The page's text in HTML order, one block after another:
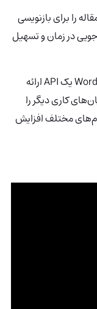
را برای بازنویسی
در زمان و تسهیل
برای توسعه‌دهندگان، WordAi یک API ارائه
کاری دیگر را
مختلف افزایش